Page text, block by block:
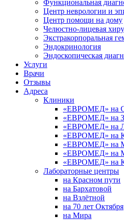
Функциональная
Центр неврологии и
Центр помощи на дому
Челюстно-лицевая
Экстракорпоральная
Эндокринология
Эндоскопическая
Услуги
Врачи
Отзывы
Адреса
Клиники
«ЕВРОМЕД» на
«ЕВРОМЕД» на
«ЕВРОМЕД» на
«ЕВРОМЕД» на
«ЕВРОМЕД» на
«ЕВРОМЕД» на
«ЕВРОМЕД» на
Лабораторные центры
на Красном пути
на Бархатовой
на Взлётной
на 70 лет Октября
на Мира